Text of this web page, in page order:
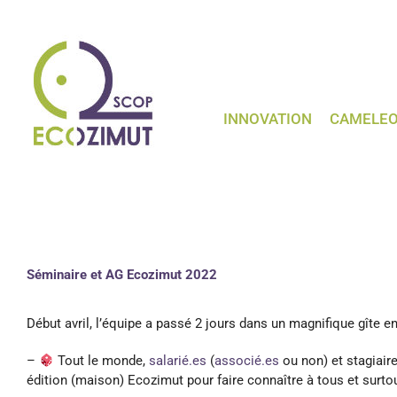
contenu
INNOVATION
Séminaire et AG Ecozimut 2022
Début avril, l’équipe a passé 2 jours dans un magnifique gîte
– Tout le monde,salarié.es (associé.es ou non) et
édition (maison) Ecozimut pour faire connaître à tous et